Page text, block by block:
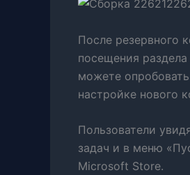
После резервного
посещения
можете
настройке нового
Пользователи
задач и в меню
Microsoft Store.